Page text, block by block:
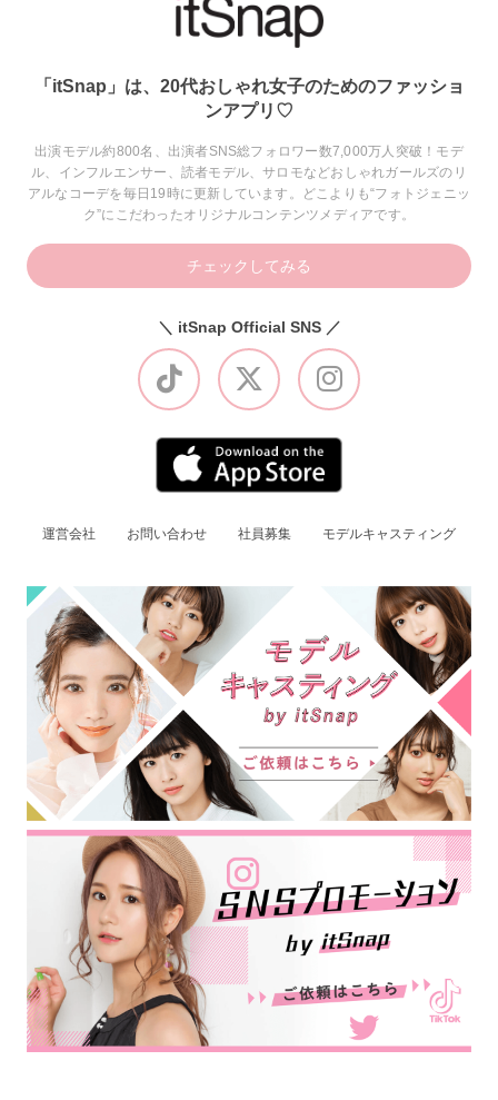
「itSnap」は、20代おしゃれ女子のためのファッショ
ンアプリ♡
出演モデル約800名、出演者SNS総フォロワー数7,000万人突破！モデ
ル、インフルエンサー、読者モデル、サロモなどおしゃれガールズのリ
アルなコーデを毎日19時に更新しています。どこよりも“フォトジェニッ
ク”にこだわったオリジナルコンテンツメディアです。
チェックしてみる
＼ itSnap Official SNS ／
運営会社 お問い合わせ 社員募集 モデルキャスティング